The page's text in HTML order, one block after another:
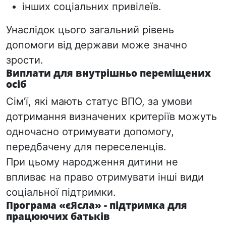
інших соціальних привілеїв.
Унаслідок цього загальний рівень
допомоги від держави може значно
зрости.
Виплати для внутрішньо переміщених
осіб
Сім’ї, які мають статус ВПО, за умови
дотримання визначених критеріїв можуть
одночасно отримувати допомогу,
передбачену для переселенців.
При цьому народження дитини не
впливає на право отримувати інші види
соціальної підтримки.
Програма «єЯсла» - підтримка для
працюючих батьків